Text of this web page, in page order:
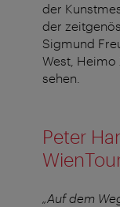
der
der
Sigmund
West, Heimo
sehen.
Peter
„Auf dem